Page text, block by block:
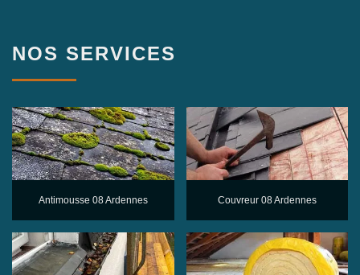
NOS SERVICES
Antimousse 08 Ardennes Couvreur 08 Ardennes